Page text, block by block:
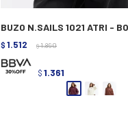
BUZO N.SAILS 1021 ATRI -
$ 1.512 $ 1.890
$ 1.361